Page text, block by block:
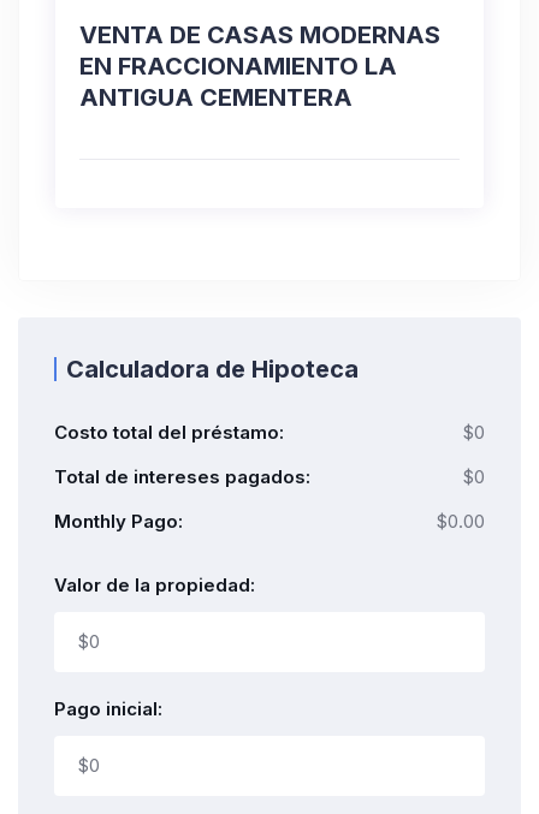
VENTA DE CASAS MODERNAS
EN FRACCIONAMIENTO LA
ANTIGUA CEMENTERA
Calculadora de Hipoteca
Costo total del préstamo:
$0
Total de intereses pagados:
$0
Monthly Pago:
$0.00
Valor de la propiedad:
Pago inicial: